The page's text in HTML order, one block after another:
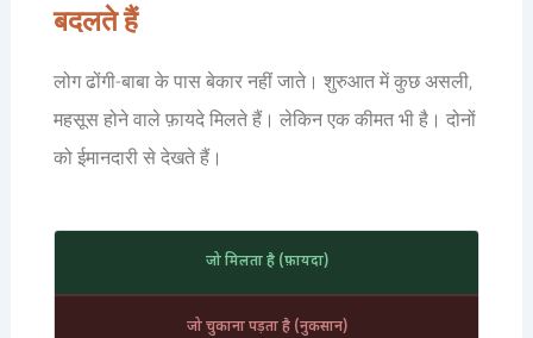
बदलते हैं
लोग ढोंगी-बाबा के पास बेकार नहीं जाते। शुरुआत में कुछ असली,
महसूस होने वाले फ़ायदे मिलते हैं। लेकिन एक कीमत भी है। दोनों
को ईमानदारी से देखते हैं।
जो मिलता है (फ़ायदा)
जो चुकाना पड़ता है (नुकसान)